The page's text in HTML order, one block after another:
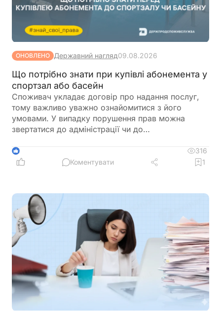
ОНОВЛЕНО Державний нагляд09.08.2026
Що потрібно знати при купівлі абонемента у
спортзал або басейн
Споживач укладає договір про надання послуг,
тому важливо уважно ознайомитися з його
умовами. У випадку порушення прав можна
звертатися до адміністрації чи до
1
316
Коментувати
1